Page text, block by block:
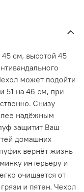
см, высотой 45
может подойти
51 на 46 см, при
Снизу
надёжным
защитит Ваш
домашних
вернёт жизнь
интерьеру и
очищается от
и пятен. Чехол